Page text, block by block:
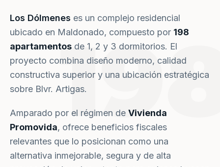
Los Dólmenes es un complejo residencial
ubicado en Maldonado, compuesto por 198
apartamentos de 1, 2 y 3 dormitorios. El
proyecto combina diseño moderno, calidad
constructiva superior y una ubicación estratégica
sobre Blvr. Artigas.
Amparado por el régimen de Vivienda
Promovida, ofrece beneficios fiscales
relevantes que lo posicionan como una
alternativa inmejorable, segura y de alta